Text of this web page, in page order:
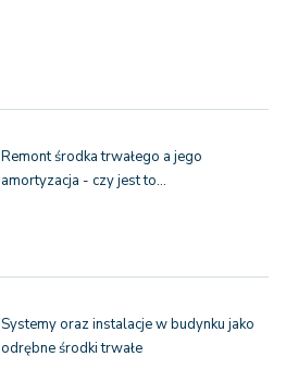
Remont środka trwałego a jego
amortyzacja - czy jest to…
Systemy oraz instalacje w budynku jako
odrębne środki trwałe